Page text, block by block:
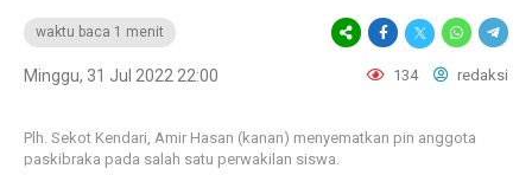
waktu baca 1 menit
Minggu, 31 Jul 2022 22:00 134 redaksi
Plh. Sekot Kendari, Amir Hasan (kanan) menyematkan pin anggota
paskibraka pada salah satu perwakilan siswa.